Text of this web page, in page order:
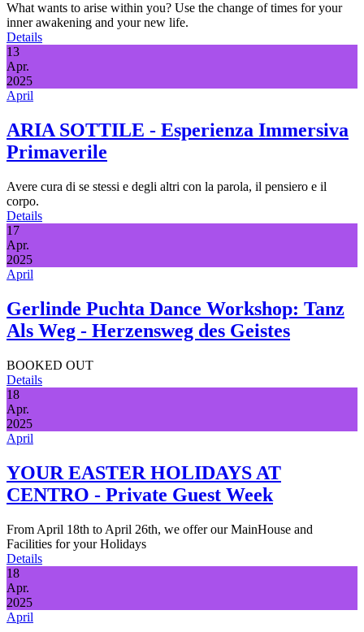
What wants to arise within you? Use the change of times for your
inner awakening and your new life.
Details
13
Apr.
2025
April
ARIA SOTTILE - Esperienza Immersiva
Primaverile
Avere cura di se stessi e degli altri con la parola, il pensiero e il
corpo.
Details
17
Apr.
2025
April
Gerlinde Puchta Dance Workshop: Tanz
Als Weg - Herzensweg des Geistes
BOOKED OUT
Details
18
Apr.
2025
April
YOUR EASTER HOLIDAYS AT
CENTRO - Private Guest Week
From April 18th to April 26th, we offer our MainHouse and
Facilities for your Holidays
Details
18
Apr.
2025
April